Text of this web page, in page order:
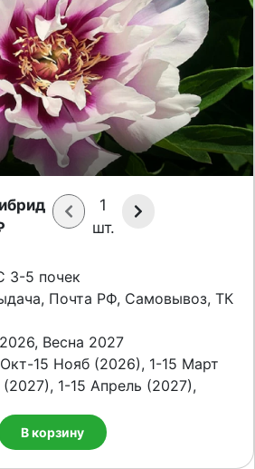
1
шт.
3-5 почек
Почта РФ, Самовывоз, ТК
Весна 2027
15 Нояб (2026), 1-15 Март
1-15 Апрель (2027),
В корзину